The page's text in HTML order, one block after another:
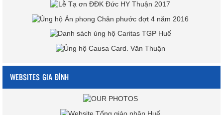
WEBSITES GIA ĐÌNH